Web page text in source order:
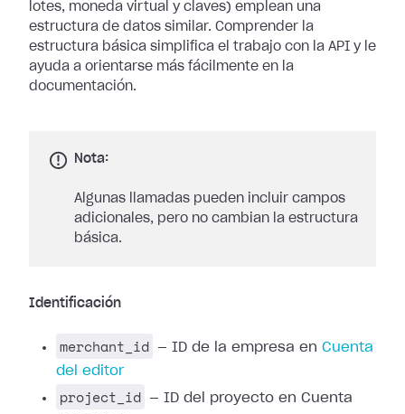
lotes, moneda virtual y claves) emplean una
estructura de datos similar. Comprender la
estructura básica simplifica el trabajo con la API y le
ayuda a orientarse más fácilmente en la
documentación.
Nota:
Algunas llamadas pueden incluir campos
adicionales, pero no cambian la estructura
básica.
Identificación
merchant_id — ID de la empresa en Cuenta
del editor
project_id
— ID del proyecto en Cuenta